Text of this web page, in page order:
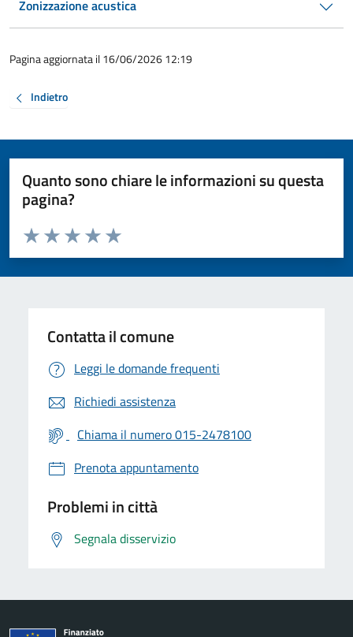
Zonizzazione acustica
Pagina aggiornata il 16/06/2026 12:19
Indietro
Quanto sono chiare le informazioni su questa
pagina?
Valuta da 1 a 5 stelle la pagina
Valuta 5 stelle su 5
Valuta 4 stelle su 5
Valuta 3 stelle su 5
Valuta 2 stelle su 5
Valuta 1 stelle su 5
Contatta il comune
Leggi le domande frequenti
Richiedi assistenza
Chiama il numero 015-2478100
Prenota appuntamento
Problemi in città
Segnala disservizio